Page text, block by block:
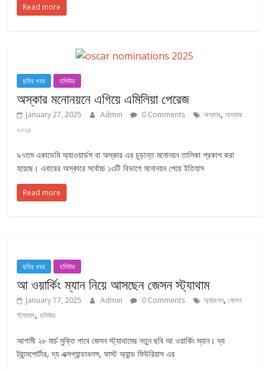
Read more
ছবির খবর হলিউড
অস্কার মনোনয়নে এগিয়ে এমিলিয়া পেরেজ
January 27, 2025 Admin 0 Comments অস্কার,অস্কার
২০২৫
৯৭তম একাডেমি অ্যাওয়ার্ডস বা অস্কার এর চূড়ান্ত মনোনয়ন তালিকা প্রকাশ করা
হয়েছে। এবারের অস্কারে সর্বোচ্চ ১৩টি বিভাগে মনোনয়ন পেয়ে ইতিহাস
Read more
ছবির খবর হলিউড
আ ওয়ার্কিং ম্যান নিয়ে আসছেন জেসন স্ট্যাথাম
January 17, 2025 Admin 0 Comments অ্যাকশন,জেসন
স্ট্যাথাম,হলিউড
আগামী ২৮ মার্চ মুক্তি পাবে জেসন স্ট্যাথামের নতুন ছবি আ ওয়ার্কিং ম্যান। দ্য
ট্রান্সপোর্টার, দ্য এক্সপ্যান্ডাবলস, ফাস্ট অ্যান্ড ফিউরিয়াস এর